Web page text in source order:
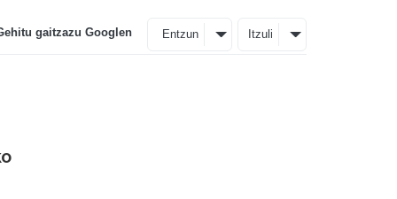
gaitzazu Googlen Entzun Itzuli